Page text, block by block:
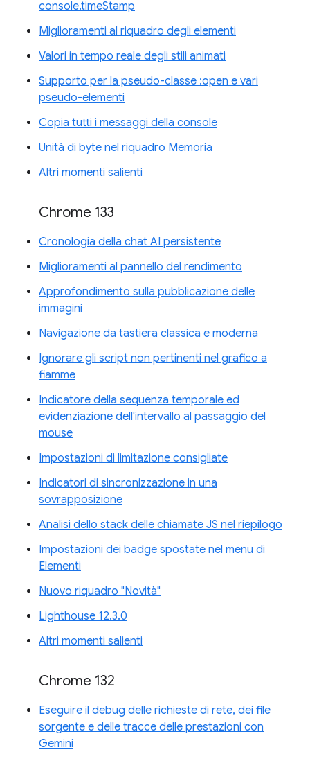
console.timeStamp
Miglioramenti al riquadro degli elementi
Valori in tempo reale degli stili animati
Supporto per la pseudo-classe :open e vari
pseudo-elementi
Copia tutti i messaggi della console
Unità di byte nel riquadro Memoria
Altri momenti salienti
Chrome 133
Cronologia della chat AI persistente
Miglioramenti al pannello del rendimento
Approfondimento sulla pubblicazione delle
immagini
Navigazione da tastiera classica e moderna
Ignorare gli script non pertinenti nel grafico a
fiamme
Indicatore della sequenza temporale ed
evidenziazione dell'intervallo al passaggio del
mouse
Impostazioni di limitazione consigliate
Indicatori di sincronizzazione in una
sovrapposizione
Analisi dello stack delle chiamate JS nel riepilogo
Impostazioni dei badge spostate nel menu di
Elementi
Nuovo riquadro "Novità"
Lighthouse 12.3.0
Altri momenti salienti
Chrome 132
Eseguire il debug delle richieste di rete, dei file
sorgente e delle tracce delle prestazioni con
Gemini